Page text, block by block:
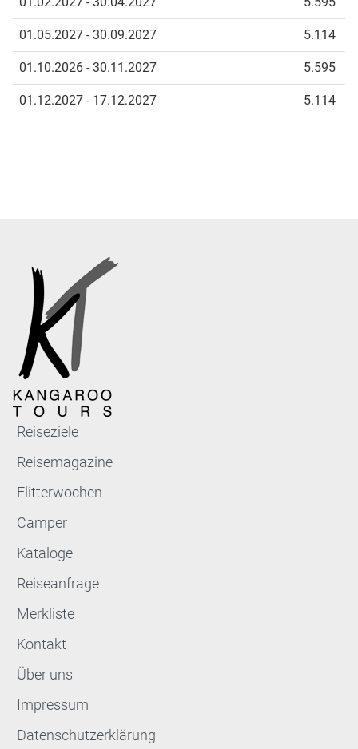
01.05.2027 - 30.09.2027 5.114
01.10.2026 - 30.11.2027 5.595
01.12.2027 - 17.12.2027 5.114
Reiseziele
Reisemagazine
Flitterwochen
Camper
Kataloge
Reiseanfrage
Merkliste
Kontakt
Über uns
Impressum
Datenschutzerklärung